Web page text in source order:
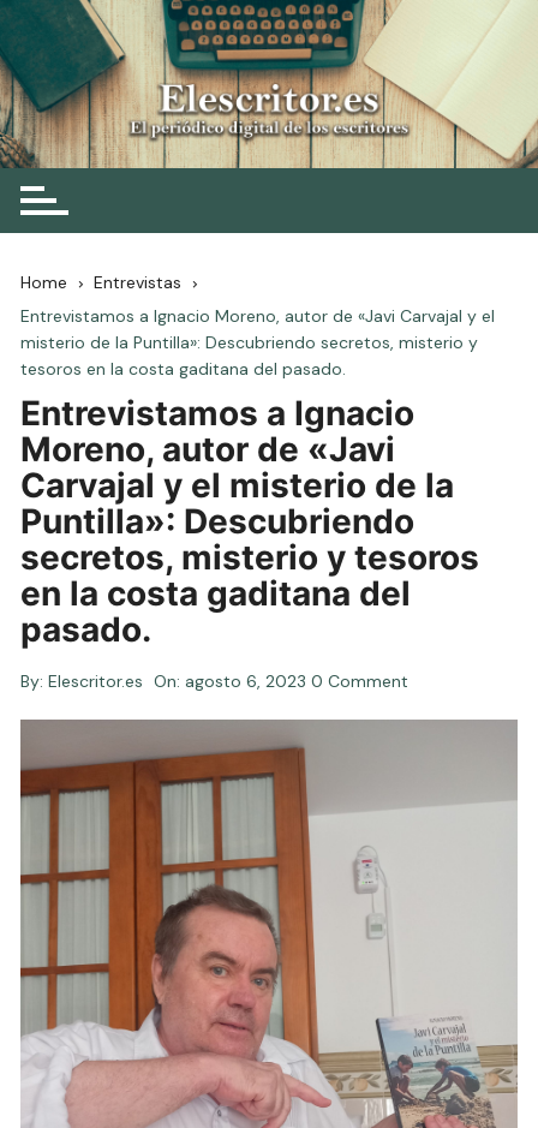
Skip
to
content
Elescritor.es
El periódico digital de los escritores
Home
Entrevistas
Entrevistamos a Ignacio Moreno, autor de «Javi Carvajal y el
misterio de la Puntilla»: Descubriendo secretos, misterio y
tesoros en la costa gaditana del pasado.
Entrevistamos a Ignacio
Moreno, autor de «Javi
Carvajal y el misterio de la
Puntilla»: Descubriendo
secretos, misterio y tesoros
en la costa gaditana del
pasado.
By: Elescritor.es On: agosto 6, 2023 0 Comment